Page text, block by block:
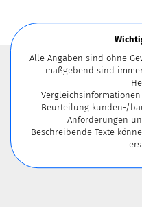
Alle Angaben sind ohne
maßgebend sind
Beurteilung kunden-/
Anforderungen
Beschreibende Texte